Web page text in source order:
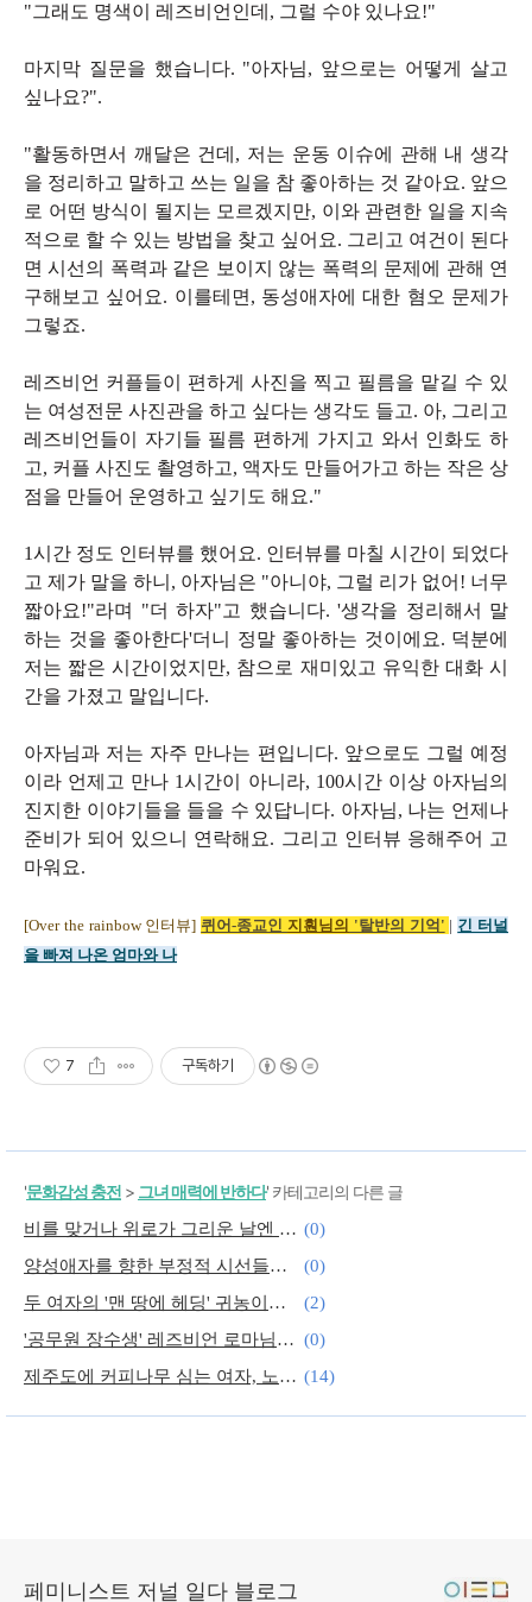
"그래도 명색이 레즈비언인데, 그럴 수야 있나요!"
마지막 질문을 했습니다. "아자님, 앞으로는 어떻게 살고
싶나요?".
"활동하면서 깨달은 건데, 저는 운동 이슈에 관해 내 생각
을 정리하고 말하고 쓰는 일을 참 좋아하는 것 같아요. 앞으
로 어떤 방식이 될지는 모르겠지만, 이와 관련한 일을 지속
적으로 할 수 있는 방법을 찾고 싶어요. 그리고 여건이 된다
면 시선의 폭력과 같은 보이지 않는 폭력의 문제에 관해 연
구해보고 싶어요. 이를테면, 동성애자에 대한 혐오 문제가
그렇죠.
레즈비언 커플들이 편하게 사진을 찍고 필름을 맡길 수 있
는 여성전문 사진관을 하고 싶다는 생각도 들고. 아, 그리고
레즈비언들이 자기들 필름 편하게 가지고 와서 인화도 하
고, 커플 사진도 촬영하고, 액자도 만들어가고 하는 작은 상
점을 만들어 운영하고 싶기도 해요."
1시간 정도 인터뷰를 했어요. 인터뷰를 마칠 시간이 되었다
고 제가 말을 하니, 아자님은 "아니야, 그럴 리가 없어! 너무
짧아요!"라며 "더 하자"고 했습니다. '생각을 정리해서 말
하는 것을 좋아한다'더니 정말 좋아하는 것이에요. 덕분에
저는 짧은 시간이었지만, 참으로 재미있고 유익한 대화 시
간을 가졌고 말입니다.
아자님과 저는 자주 만나는 편입니다. 앞으로도 그럴 예정
이라 언제고 만나 1시간이 아니라, 100시간 이상 아자님의
진지한 이야기들을 들을 수 있답니다. 아자님, 나는 언제나
준비가 되어 있으니 연락해요. 그리고 인터뷰 응해주어 고
마워요.
[Over the rainbow 인터뷰] 퀴어-종교인 지훤님의 '탈반의 기억' | 긴 터널
을 빠져 나온 엄마와 나
7 구독하기
'문화감성 충전 > 그녀 매력에 반하다' 카테고리의 다른 글
비를 맞거나 위로가 그리운 날엔 제주 바우식당 (0)
양성애자를 향한 부정적 시선들에 대하여
(0)
두 여자의 '맨 땅에 헤딩' 귀농이야기
(2)
'공무원 장수생' 레즈비언 로마님의 도전 (0)
제주도에 커피나무 심는 여자, 노진이 (14)
7년만의 재회: 60번의 맞선, 60번의 퇴짜 (0)
페미니스트 저널 일다 블로그